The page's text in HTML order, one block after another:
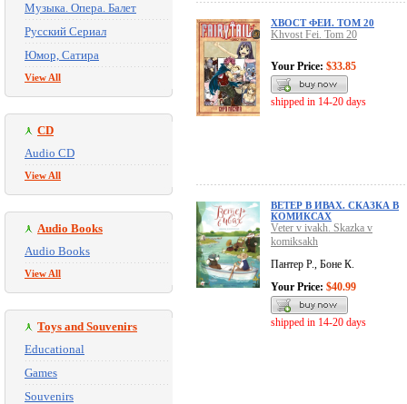
Музыка. Опера. Балет
Русский Сериал
Юмор, Сатира
View All
CD
Audio CD
View All
Audio Books
Audio Books
View All
Toys and Souvenirs
Educational
Games
Souvenirs
ХВОСТ ФЕИ. ТОМ 20
Khvost Fei. Tom 20
Your Price: $33.85
shipped in 14-20 days
ВЕТЕР В ИВАХ. СКАЗКА В
КОМИКСАХ
Veter v ivakh. Skazka v
komiksakh
Пантер Р., Боне К.
Your Price: $40.99
shipped in 14-20 days